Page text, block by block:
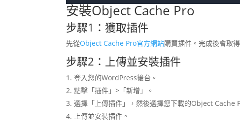
安裝Object Cache Pro
步驟1：獲取插件
先從Object Cache Pro官方網站購買插件。完成後會取
步驟2：上傳並安裝插件
登入您的WordPress後台。
點擊「插件」>「新增」。
選擇「上傳插件」，然後選擇您下載的Object Cache
上傳並安裝插件。